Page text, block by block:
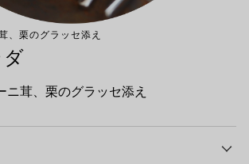
、栗のグラッセ添え
ニ茸、栗のグラッセ添え